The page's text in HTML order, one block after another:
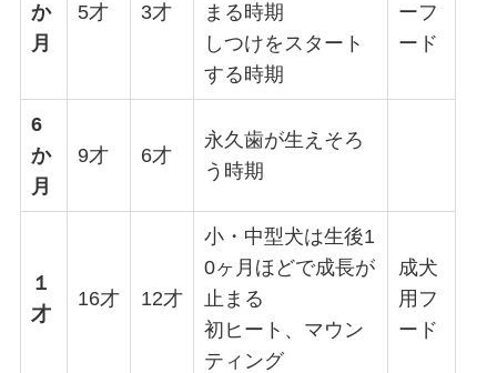
か
月
5才 3才
まる時期
しつけをスタート
する時期
ーフ
ード
6
か
月
9才 6才
永久歯が生えそろ
う時期
１
才
16才 12才
小・中型犬は生後1
0ヶ月ほどで成長が
止まる
初ヒート、マウン
ティング
成犬
用フ
ード